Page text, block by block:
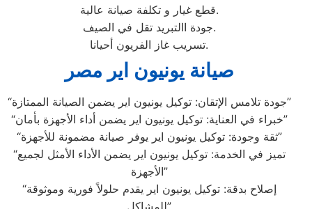
قطع غيار و تكلفة صيانة عالية.
جودة االتبريد تقل في الصيف.
تسريب غاز الفريون أحيانا.
صيانة يونيون اير مصر
“جودة تلامس الإتقان: توكيل يونيون اير يضمن الصيانة الممتازة”
“خبراء في العناية: توكيل يونيون اير يضمن أداء الأجهزة بأمان”
“ثقة وجودة: توكيل يونيون اير يوفر صيانة مضمونة للأجهزة”
“تميز في الخدمة: توكيل يونيون اير يضمن الأداء الأمثل لجميع
الأجهزة”
“إصلاح بدقة: توكيل يونيون اير يقدم حلولاً فورية وموثوقة
للمشاكل”